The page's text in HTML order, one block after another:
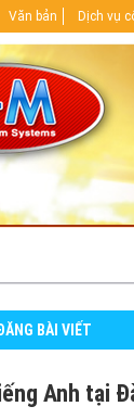
Văn bản Dịch vụ
BÀI VIẾT
Anh tại